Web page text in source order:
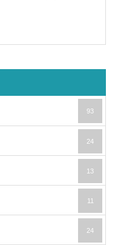
93
24
13
11
24